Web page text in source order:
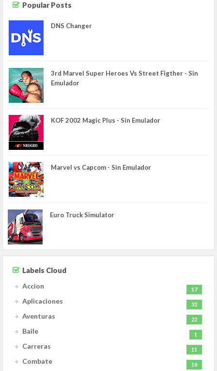
Popular Posts
DNS Changer
3rd Marvel Super Heroes Vs Street Figther - Sin
Emulador
KOF 2002 Magic Plus - Sin Emulador
Marvel vs Capcom - Sin Emulador
Euro Truck Simulator
Labels Cloud
Accion 17
Aplicaciones 32
Aventuras 22
Baile 1
Carreras 11
Combate 18